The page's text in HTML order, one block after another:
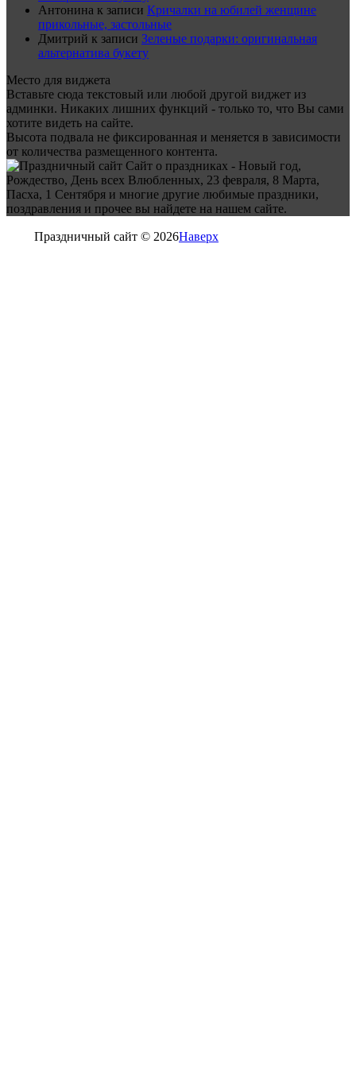
Антонина к записи Кричалки на юбилей женщине
прикольные, застольные
Дмитрий к записи Зеленые подарки: оригинальная
альтернатива букету
Место для виджета
Вставьте сюда текстовый или любой другой виджет из
админки. Никаких лишних функций - только то, что Вы сами
хотите видеть на сайте.
Высота подвала не фиксированная и меняется в зависимости
от количества размещенного контента.
Сайт о праздниках - Новый год,
Рождество, День всех Влюбленных, 23 февраля, 8 Марта,
Пасха, 1 Сентября и многие другие любимые праздники,
поздравления и прочее вы найдете на нашем сайте.
Праздничный сайт © 2026Наверх